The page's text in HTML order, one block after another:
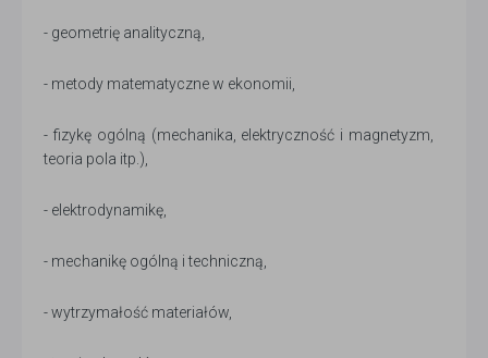
- geometrię analityczną,
- metody matematyczne w ekonomii,
- fizykę ogólną (mechanika, elektryczność i magnetyzm,
teoria pola itp.),
- elektrodynamikę,
- mechanikę ogólną i techniczną,
- wytrzymałość materiałów,